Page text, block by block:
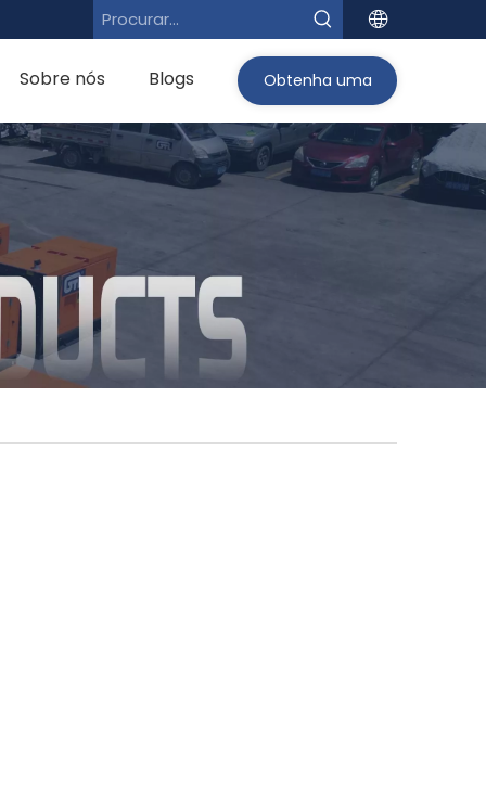
Sobre nós Blogs Obtenha uma
cotação>